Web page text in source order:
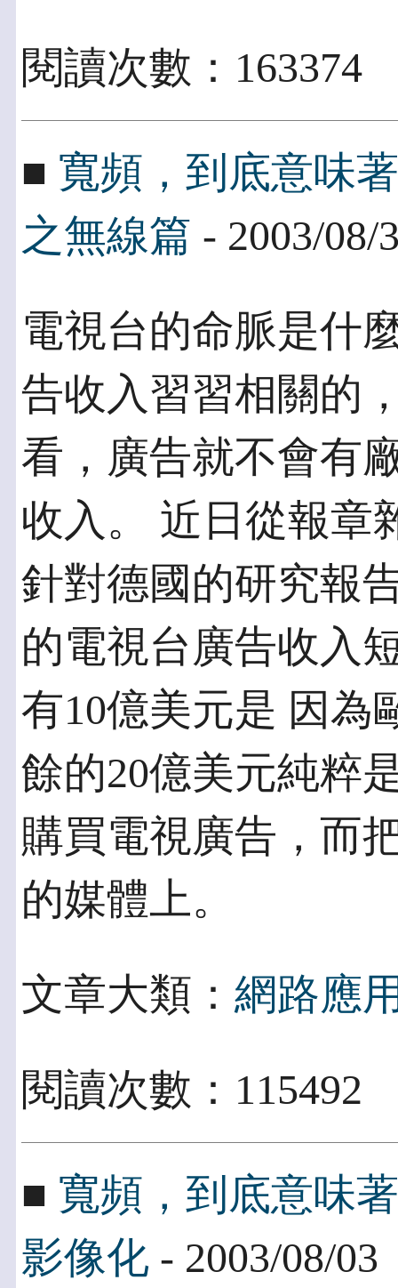
閱讀次數：
■ 寬頻，到底意味
之無線篇 - 2003/08/
電視台的命脈是什
告收入習習相關的
看，廣告就不會有
收入。 近日從報章
針對德國的研究報
的電視台廣告收入
有10億美元是 因為
餘的20億美元純粹
購買電視廣告，而
的媒體上。
文章大類： 網路應
閱讀次數：
■ 寬頻，到底意味
影像化 - 2003/08/03